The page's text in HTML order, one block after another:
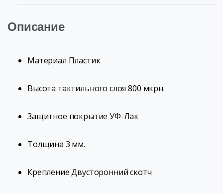
Описание
Материал Пластик
Высота тактильного слоя800 мкрн.
Защитное покрытиеУФ-Лак
Толщина 3 мм.
КреплениеДвусторонний скотч